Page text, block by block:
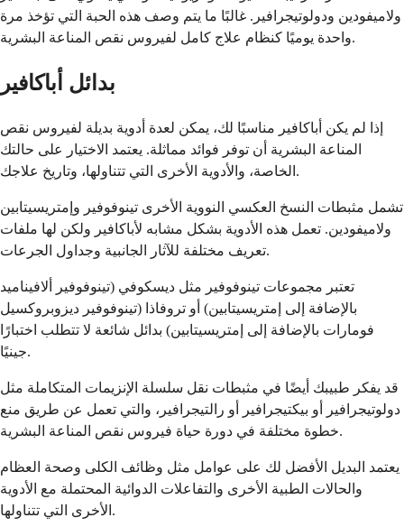
ولاميفودين ودولوتيجرافير. غالبًا ما يتم وصف هذه الحبة التي تؤخذ مرة
واحدة يوميًا كنظام علاج كامل لفيروس نقص المناعة البشرية.
بدائل أباكافير
إذا لم يكن أباكافير مناسبًا لك، يمكن لعدة أدوية بديلة لفيروس نقص
المناعة البشرية أن توفر فوائد مماثلة. يعتمد الاختيار على حالتك
الخاصة، والأدوية الأخرى التي تتناولها، وتاريخ علاجك.
تشمل مثبطات النسخ العكسي النووية الأخرى تينوفوفير وإمتريسيتابين
ولاميفودين. تعمل هذه الأدوية بشكل مشابه لأباكافير ولكن لها ملفات
تعريف مختلفة للآثار الجانبية وجداول الجرعات.
تعتبر مجموعات تينوفوفير مثل ديسكوفي (تينوفوفير ألافيناميد
بالإضافة إلى إمتريسيتابين) أو تروفاذا (تينوفوفير ديزوبروكسيل
فومارات بالإضافة إلى إمتريسيتابين) بدائل شائعة لا تتطلب اختبارًا
جينيًا.
قد يفكر طبيبك أيضًا في مثبطات نقل سلسلة الإنزيمات المتكاملة مثل
دولوتيجرافير أو بيكتيجرافير أو رالتيجرافير، والتي تعمل عن طريق منع
خطوة مختلفة في دورة حياة فيروس نقص المناعة البشرية.
يعتمد البديل الأفضل لك على عوامل مثل وظائف الكلى وصحة العظام
والحالات الطبية الأخرى والتفاعلات الدوائية المحتملة مع الأدوية
الأخرى التي تتناولها.